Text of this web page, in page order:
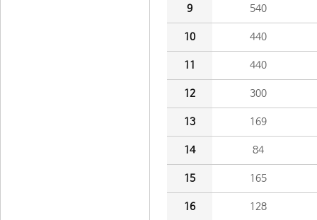
9 540
10 440
11 440
12 300
13 169
14 84
15 165
16 128